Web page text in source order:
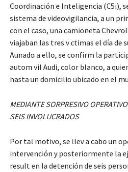
Coordinación e Inteligencia (C5i),
sistema de videovigilancia, a un
con el caso, una camioneta
viajaban las tres v ctimas el día de
Aunado a ello, se confirm la
autom vil Audi, color blanco, a
hasta un domicilio ubicado en el
MEDIANTE SORPRESIVO
SEIS INVOLUCRADOS
Por tal motivo, se llev a cabo un
intervención y posteriormente la
result en la detención de seis